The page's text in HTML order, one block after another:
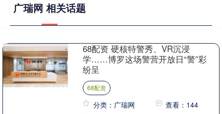
广瑞网 相关话题
68配资 硬核特警秀、VR沉浸
学……博罗这场警营开放日“警”彩
纷呈
68配资
分类：广瑞网 查看：144